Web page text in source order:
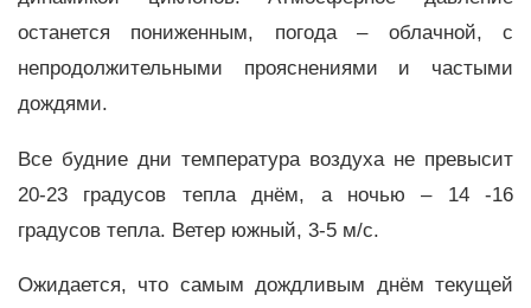
останется пониженным, погода – облачной, с
непродолжительными прояснениями и частыми
дождями.
Все будние дни температура воздуха не превысит
20-23 градусов тепла днём, а ночью – 14 -16
градусов тепла. Ветер южный, 3-5 м/с.
Ожидается, что самым дождливым днём текущей